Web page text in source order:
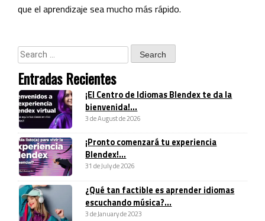
que el aprendizaje sea mucho más rápido.
Entradas Recientes
¡El Centro de Idiomas Blendex te da la
bienvenida!...
3 de August de 2026
¡Pronto comenzará tu experiencia
Blendex!...
31 de July de 2026
¿Qué tan factible es aprender idiomas
escuchando música?...
3 de January de 2023